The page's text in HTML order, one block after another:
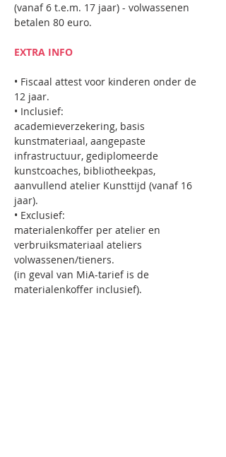
(vanaf 6 t.e.m. 17 jaar) - volwassenen
betalen 80 euro.
EXTRA INFO
• Fiscaal attest voor kinderen onder de
12 jaar.
• Inclusief:
academieverzekering, basis
kunstmateriaal, aangepaste
infrastructuur, gediplomeerde
kunstcoaches, bibliotheekpas,
aanvullend atelier Kunsttijd (vanaf 16
jaar).
• Exclusief:
materialenkoffer per atelier en
verbruiksmateriaal ateliers
volwassenen/tieners.
(in geval van MiA-tarief is de
materialenkoffer inclusief).